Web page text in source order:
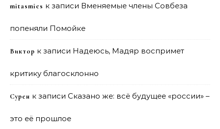
mitasmies к записи Вменяемые члены Совбеза
попеняли Помойке
Виктор к записи Надеюсь, Мадяр воспримет
критику благосклонно
Сурен к записи Сказано же: всё будущее «россии» –
это её прошлое